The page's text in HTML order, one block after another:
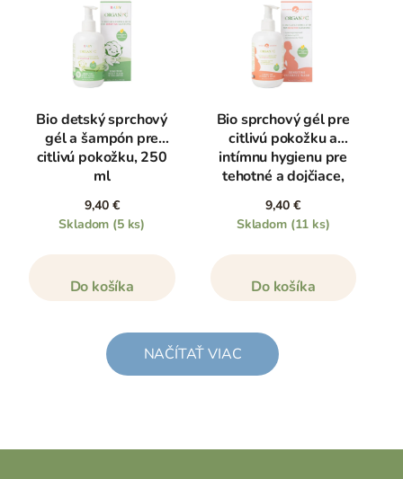
Bio detský sprchový
gél a šampón pre
citlivú pokožku, 250
ml
9,40 €
Skladom (5 ks)
Do košíka
Bio sprchový gél pre
citlivú pokožku a
intímnu hygienu pre
tehotné a dojčiace,
9,40 €
Skladom (11 ks)
Do košíka
NAČÍTAŤ VIAC